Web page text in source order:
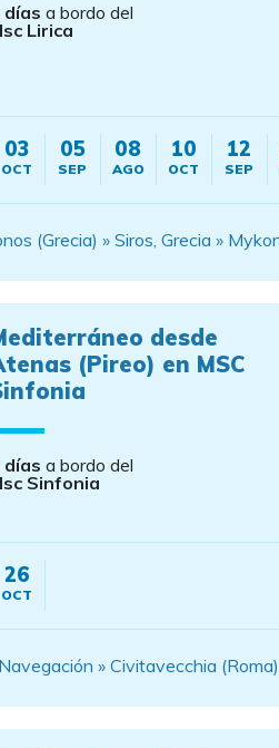
días a bordo del
Lirica
03
OCT
05
SEP
08
AGO
10
OCT
12
SEP
(Grecia) » Siros, Grecia »
desde
(Pireo) en MSC
días a bordo del
Sinfonia
26
OCT
» Civitavecchia (Roma)